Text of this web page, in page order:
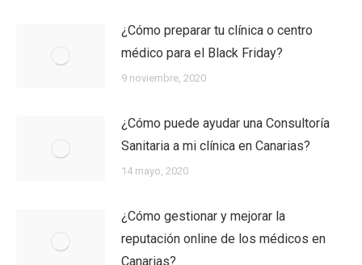
¿Cómo preparar tu clínica o centro
médico para el Black Friday?
9 noviembre, 2020
¿Cómo puede ayudar una Consultoría
Sanitaria a mi clínica en Canarias?
14 mayo, 2020
¿Cómo gestionar y mejorar la
reputación online de los médicos en
Canarias?